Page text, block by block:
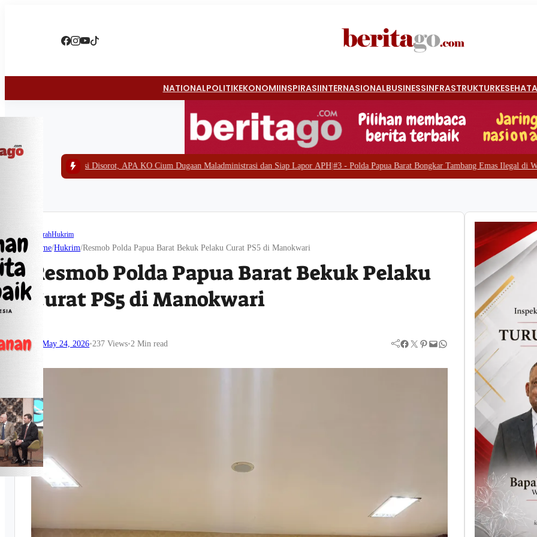
NATIONALPOLITIKEKONOMIINSPIRASIINTERNASIONALBUSINESSINFRASTRUKTUR
Wosi Disorot, APA KO Cium Dugaan Maladministrasi dan Siap Lapor APH| #3 -Polda Papua Barat Bongkar Tambang Emas Ilegal di Waserawi, Enam
DaerahHukrim
Home/Hukrim/Resmob Polda Papua Barat Bekuk Pelaku Curat PS5 di Manokwari
Resmob Polda Papua Barat Bekuk Pelaku
Curat PS5 di Manokwari
May 24, 2026•237 Views•2 Min read Facebook Twitter Pinterest Mail WhatsApp